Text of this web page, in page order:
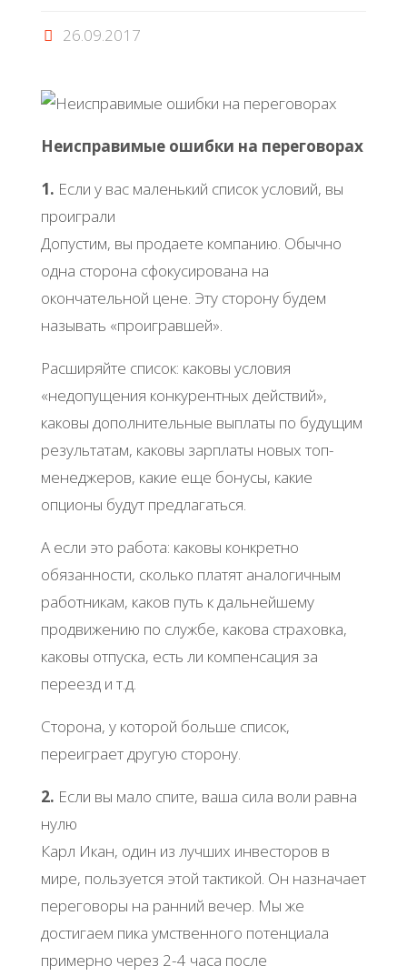
26.09.2017
Неисправимые ошибки на переговорах
1. Если у вас маленький список условий, вы
проиграли
Допустим, вы продаете компанию. Обычно
одна сторона сфокусирована на
окончательной цене. Эту сторону будем
называть «проигравшей».
Расширяйте список: каковы условия
«недопущения конкурентных действий»,
каковы дополнительные выплаты по будущим
результатам, каковы зарплаты новых топ-
менеджеров, какие еще бонусы, какие
опционы будут предлагаться.
А если это работа: каковы конкретно
обязанности, сколько платят аналогичным
работникам, каков путь к дальнейшему
продвижению по службе, какова страховка,
каковы отпуска, есть ли компенсация за
переезд и т.д.
Сторона, у которой больше список,
переиграет другую сторону.
2. Если вы мало спите, ваша сила воли равна
нулю
Карл Икан, один из лучших инвесторов в
мире, пользуется этой тактикой. Он назначает
переговоры на ранний вечер. Мы же
достигаем пика умственного потенциала
примерно через 2-4 часа после